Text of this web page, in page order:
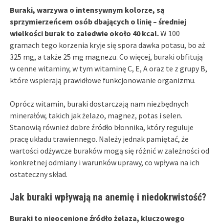
Buraki, warzywa o intensywnym kolorze, są
sprzymierzeńcem osób dbających o linię – średniej
wielkości burak to zaledwie około 40 kcal.W 100
gramach tego korzenia kryje się spora dawka potasu, bo aż
325 mg, a także 25 mg magnezu. Co więcej, buraki obfitują
w cenne witaminy, w tym witaminę C, E, A oraz te z grupy B,
które wspierają prawidłowe funkcjonowanie organizmu.
Oprócz witamin, buraki dostarczają nam niezbędnych
minerałów, takich jak żelazo, magnez, potas i selen.
Stanowią również dobre źródło błonnika, który reguluje
pracę układu trawiennego. Należy jednak pamiętać, że
wartości odżywcze buraków mogą się różnić w zależności od
konkretnej odmiany i warunków uprawy, co wpływa na ich
ostateczny skład.
Jak buraki wpływają na anemię i niedokrwistość?
Buraki to nieocenione źródło żelaza, kluczowego